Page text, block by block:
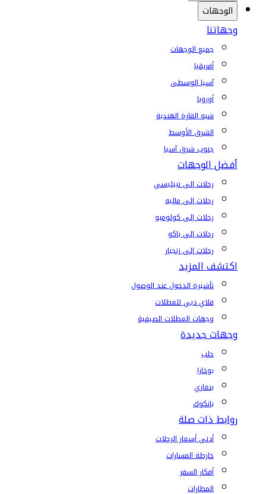
الوجهات
وجهاتنا
جميع الوجهات
أفريقيا
آسيا الوسطى
أوروبا
شبه القارة الهندية
الشرق الأوسط
جنوب شرق آسيا
أفضل الوجهات
رحلات إلى تبيليسي
رحلات إلى ماليه
رحلات إلى كولومبو
رحلات إلى باكو
رحلات إلى زنجبار
اكتشف المزيد
تأشيرة الدخول عند الوصول
فلاي دبي للعطلات
وجهات العطلات الصيفية
وجهات جديدة
حلب
بوخارا
بنغازي
بانكوك
روابط ذات صلة
أدنى أسعار الرحلات
خارطة المسارات
أفكار السفر
المطارات